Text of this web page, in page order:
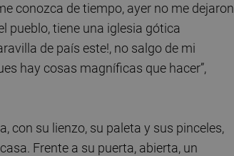
conozca de tiempo, ayer no me dejaron
pueblo, tiene una iglesia gótica
de país este!, no salgo de mi
hay cosas magníficas que hacer”,
con su lienzo, su paleta y sus pinceles,
Frente a su puerta, abierta, un